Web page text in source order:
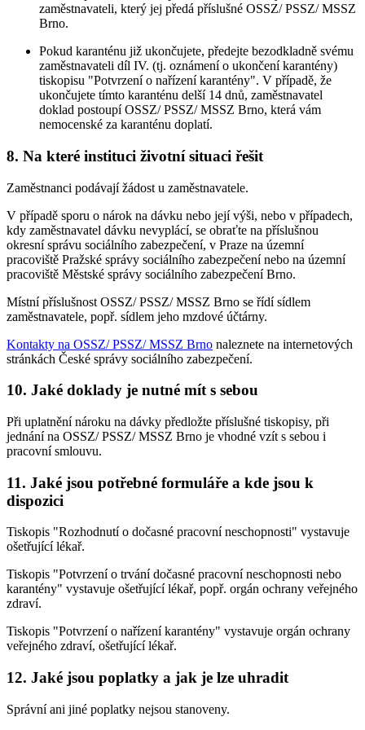
zaměstnavateli, který jej předá příslušné OSSZ/ PSSZ/ MSSZ
Brno.
Pokud karanténu již ukončujete, předejte bezodkladně svému
zaměstnavateli díl IV. (tj. oznámení o ukončení karantény)
tiskopisu "Potvrzení o nařízení karantény". V případě, že
ukončujete tímto karanténu delší 14 dnů, zaměstnavatel
doklad postoupí OSSZ/ PSSZ/ MSSZ Brno, která vám
nemocenské za karanténu doplatí.
8. Na které instituci životní situaci řešit
Zaměstnanci podávají žádost u zaměstnavatele.
V případě sporu o nárok na dávku nebo její výši, nebo v případech,
kdy zaměstnavatel dávku nevyplácí, se obraťte na příslušnou
okresní správu sociálního zabezpečení, v Praze na územní
pracoviště Pražské správy sociálního zabezpečení nebo na územní
pracoviště Městské správy sociálního zabezpečení Brno.
Místní příslušnost OSSZ/ PSSZ/ MSSZ Brno se řídí sídlem
zaměstnavatele, popř. sídlem jeho mzdové účtárny.
Kontakty na OSSZ/ PSSZ/ MSSZ Brno naleznete na internetových
stránkách České správy sociálního zabezpečení.
10. Jaké doklady je nutné mít s sebou
Při uplatnění nároku na dávky předložte příslušné tiskopisy, při
jednání na OSSZ/ PSSZ/ MSSZ Brno je vhodné vzít s sebou i
pracovní smlouvu.
11. Jaké jsou potřebné formuláře a kde jsou k
dispozici
Tiskopis "Rozhodnutí o dočasné pracovní neschopnosti" vystavuje
ošetřující lékař.
Tiskopis "Potvrzení o trvání dočasné pracovní neschopnosti nebo
karantény" vystavuje ošetřující lékař, popř. orgán ochrany veřejného
zdraví.
Tiskopis "Potvrzení o nařízení karantény" vystavuje orgán ochrany
veřejného zdraví, ošetřující lékař.
12. Jaké jsou poplatky a jak je lze uhradit
Správní ani jiné poplatky nejsou stanoveny.